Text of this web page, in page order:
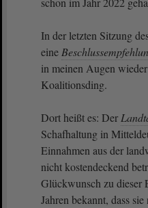
In der letzten Sitzung
eine
in meinen Augen
Koalitionsding.
Dort heißt es: Der
Schafhaltung in
Einnahmen aus der
nicht kostendeckend
Glückwunsch zu dieser
Jahren bekannt, dass